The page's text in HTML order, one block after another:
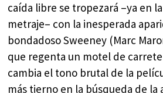
caída libre se tropezará –ya en
metraje– con la inesperada
bondadoso Sweeney (Marc
que regenta un motel de
cambia el tono brutal de la
más tierno en la búsqueda de la